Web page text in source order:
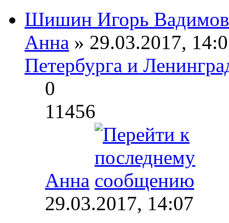
Шишин Игорь
Анна » 29.03.2017,
Петербурга и
0
11456
Анна
29.03.2017, 14:07